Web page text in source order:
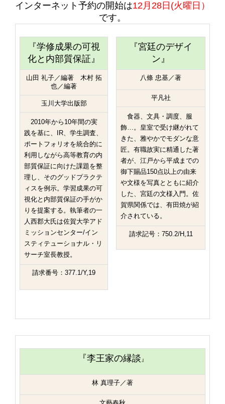
インターネット予約の開始は12月28日(火曜日）
です。
『学修成果の可視
化と内部質保証』
山田 礼子／編著 木村 拓
也／編著
玉川大学出版部
2010年から10年間の実
践を基に、IR、学生調査、
ポートフォリオを統合的に
利用しながら高等教育の内
部質保証に向けた課題を整
理し、そのグッドプラクテ
ィスを例示。学習成果の可
視化と内部質保証の手がか
りを提案する。執筆者の一
人西郡大氏は佐賀大学アド
ミッションセンター/イン
スティテューショナル・リ
サーチ室長教授。
請求番号：377.1/Y,19
『宮廷のデザイ
ン』
八條 忠基／著
平凡社
食器、文具・調度、服
飾…。皇室で受け継がれて
きた、雅やかでモダンな意
匠。有職故実に精通した著
者が、江戸から平成までの
御下賜品150点以上の由来
や文様を写真とともに紹介
した、宮廷の文様入門。佐
賀県関係では、有田焼が紹
介されている。
請求記号：750.2/H,11
『李王家の縁談』
林 真理子／著